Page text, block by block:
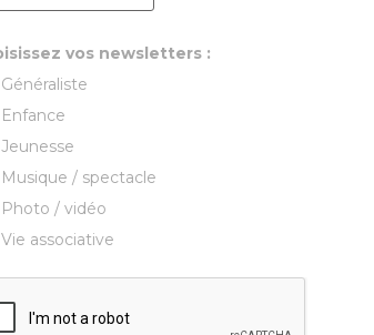
vos newsletters :
Généraliste
Enfance
Jeunesse
Musique / spectacle
Photo / vidéo
Vie associative